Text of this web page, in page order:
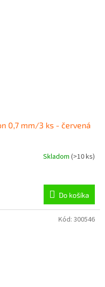
0,7 mm/3 ks - červená
Skladom (>10 ks)
Do košíka
Kód: 300546